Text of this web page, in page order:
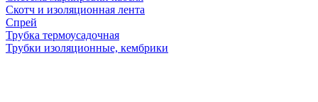
Скотч и изоляционная лента
Спрей
Трубка термоусадочная
Трубки изоляционные, кембрики